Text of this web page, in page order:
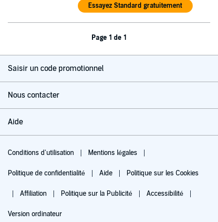
Essayez Standard gratuitement
Page 1 de 1
Saisir un code promotionnel
Nous contacter
Aide
Conditions d'utilisation Mentions légales
Politique de confidentialité Aide Politique sur les Cookies
Affiliation Politique sur la Publicité Accessibilité
Version ordinateur